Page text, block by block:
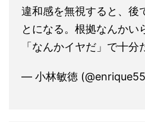
違和感を無視すると、後
とになる。根拠なんかい
「なんかイヤだ」で十分
— 小林敏徳